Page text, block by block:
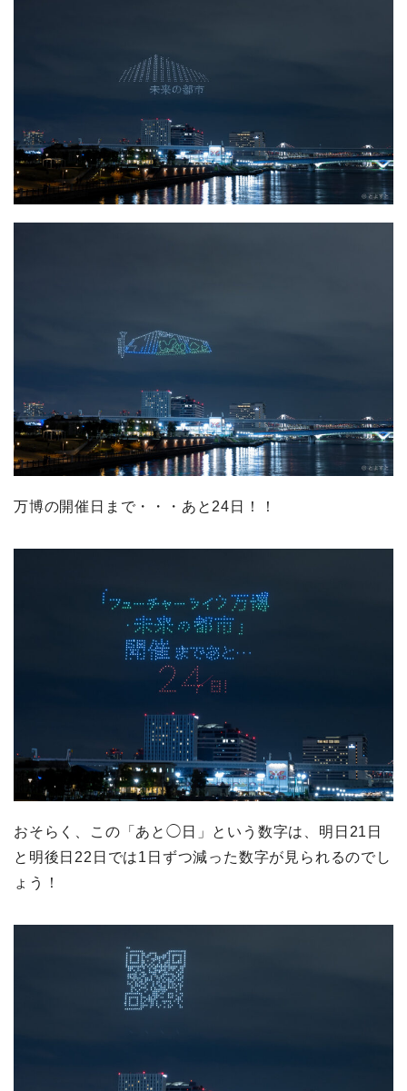
万博の開催日まで・・・あと24日！！
おそらく、この「あと◯日」という数字は、明日21日
と明後日22日では1日ずつ減った数字が見られるのでし
ょう！